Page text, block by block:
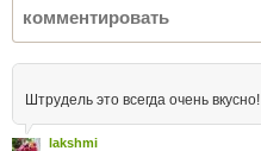
Штрудель это всегда очень вкусно!
lakshmi